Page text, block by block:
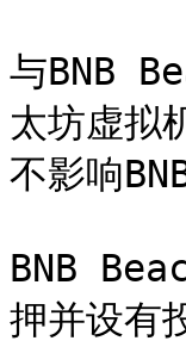
与BNB
太坊虚拟
不影响
BNB
押并设有